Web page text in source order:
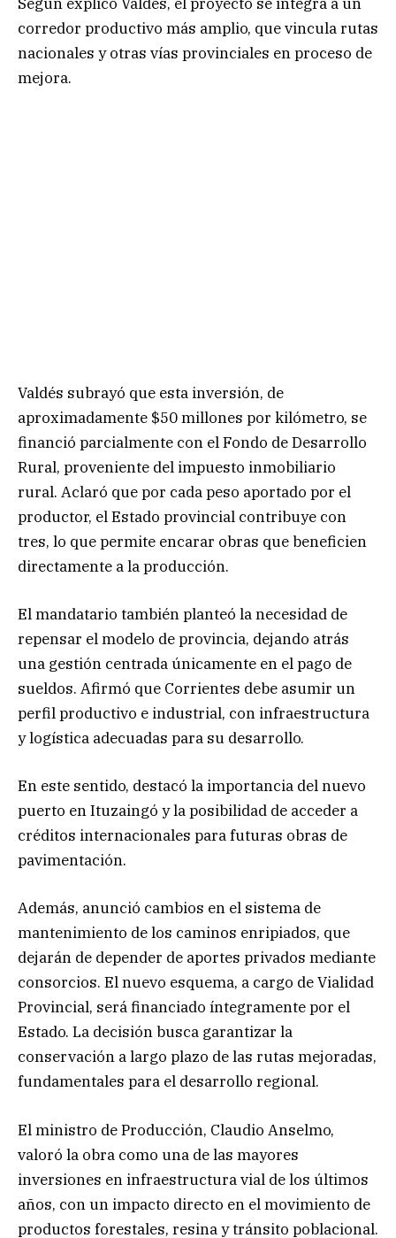
corredor productivo más amplio, que vincula rutas
nacionales y otras vías provinciales en proceso de
mejora.
Valdés subrayó que esta inversión, de
aproximadamente $50 millones por kilómetro, se
financió parcialmente con el Fondo de Desarrollo
Rural, proveniente del impuesto inmobiliario
rural. Aclaró que por cada peso aportado por el
productor, el Estado provincial contribuye con
tres, lo que permite encarar obras que beneficien
directamente a la producción.
El mandatario también planteó la necesidad de
repensar el modelo de provincia, dejando atrás
una gestión centrada únicamente en el pago de
sueldos. Afirmó que Corrientes debe asumir un
perfil productivo e industrial, con infraestructura
y logística adecuadas para su desarrollo.
En este sentido, destacó la importancia del nuevo
puerto en Ituzaingó y la posibilidad de acceder a
créditos internacionales para futuras obras de
pavimentación.
Además, anunció cambios en el sistema de
mantenimiento de los caminos enripiados, que
dejarán de depender de aportes privados mediante
consorcios. El nuevo esquema, a cargo de Vialidad
Provincial, será financiado íntegramente por el
Estado. La decisión busca garantizar la
conservación a largo plazo de las rutas mejoradas,
fundamentales para el desarrollo regional.
El ministro de Producción, Claudio Anselmo,
valoró la obra como una de las mayores
inversiones en infraestructura vial de los últimos
años, con un impacto directo en el movimiento de
productos forestales, resina y tránsito poblacional.